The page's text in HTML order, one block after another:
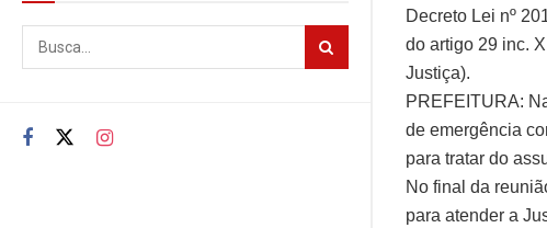
Decreto Lei nº
do artigo 29 inc.
Justiça).
PREFEITURA:
de emergência
para tratar do
No final da
para atender a